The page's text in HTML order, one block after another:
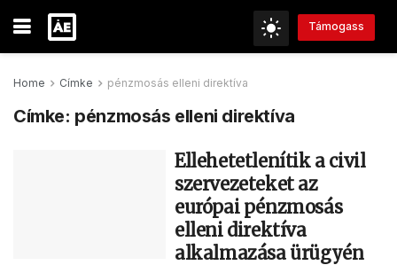
Támogass
Home Címke pénzmosás elleni direktíva
Címke: pénzmosás elleni direktíva
Ellehetetlenítik a civil
szervezeteket az
európai pénzmosás
elleni direktíva
alkalmazása ürügyén